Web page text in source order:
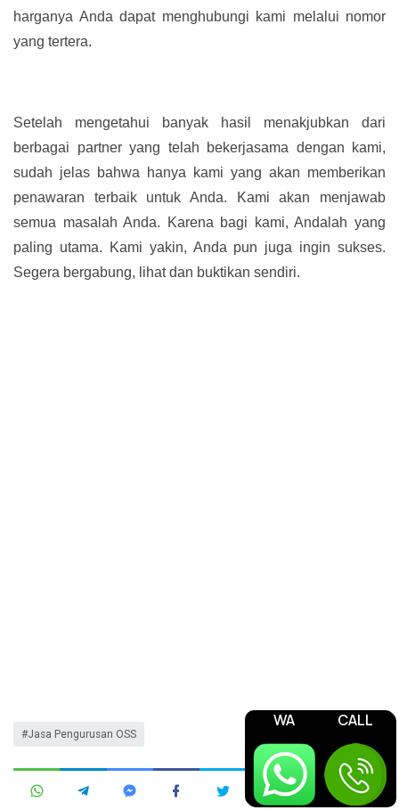
harganya Anda dapat menghubungi kami melalui nomor
yang tertera.
Setelah mengetahui banyak hasil menakjubkan dari
berbagai partner yang telah bekerjasama dengan kami,
sudah jelas bahwa hanya kami yang akan memberikan
penawaran terbaik untuk Anda. Kami akan menjawab
semua masalah Anda. Karena bagi kami, Andalah yang
paling utama. Kami yakin, Anda pun juga ingin sukses.
Segera bergabung, lihat dan buktikan sendiri.
Jasa Pengurusan OSS
WA CALL